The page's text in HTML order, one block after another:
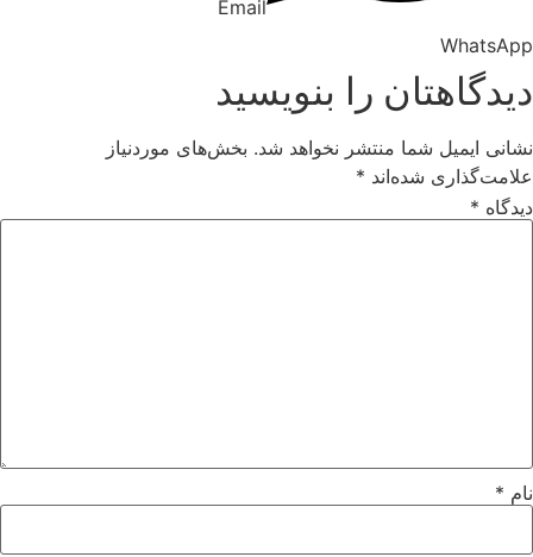
Email
را بنویسید
ایمیل شما منتشر نخواهد شد. بخش‌های موردنیاز
شده‌اند*
*
*